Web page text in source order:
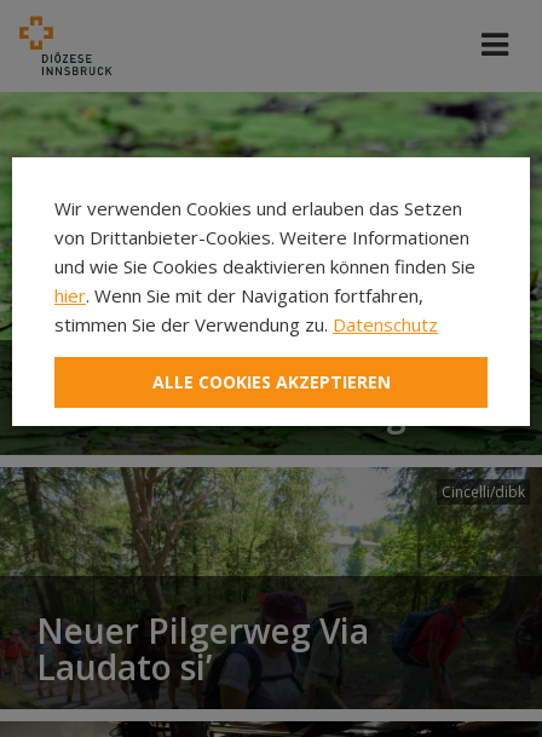
Gemeindeentwicklung
Cincelli/dibk
Neuer Pilgerweg Via
Laudato si’
Wir verwenden Cookies und erlauben das Setzen
von Drittanbieter-Cookies. Weitere Informationen
und wie Sie Cookies deaktivieren können finden Sie
hier. Wenn Sie mit der Navigation fortfahren,
stimmen Sie der Verwendung zu. Datenschutz
ALLE COOKIES AKZEPTIEREN